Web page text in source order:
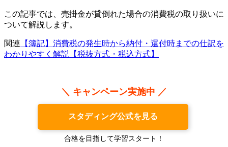
この記事では、売掛金が貸倒れた場合の消費税の取り扱いに
ついて解説します。
関連 【簿記】消費税の発生時から納付・還付時までの仕訳を
わかりやすく解説【税抜方式・税込方式】
＼ キャンペーン実施中 ／
スタディング公式を見る
合格を目指して学習スタート！